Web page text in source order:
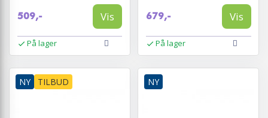
509,- Vis
På lager
679,- Vis
På lager
NY TILBUD NY